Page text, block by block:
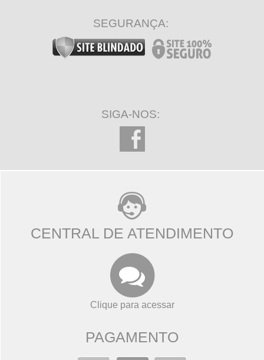
SEGURANÇA:
SIGA-NOS:
CENTRAL DE ATENDIMENTO
Clique para acessar
PAGAMENTO